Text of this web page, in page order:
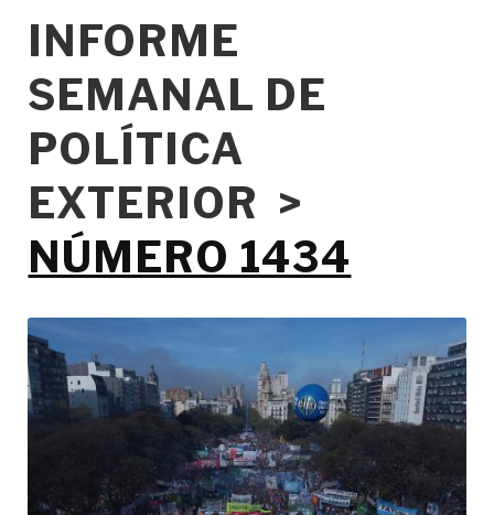
INFORME
SEMANAL DE
POLÍTICA
EXTERIOR >
NÚMERO 1434